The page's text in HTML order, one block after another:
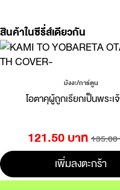
สินค้าในซีรี่ส์เดียวกัน
มังงะ/การ์ตูน
โอตาคุผู้ถูกเรียกเป็นพระเ
121.50 บาท
เพิ่มลงตะกร้า